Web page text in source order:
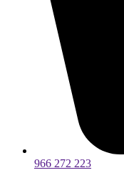
966 272 223